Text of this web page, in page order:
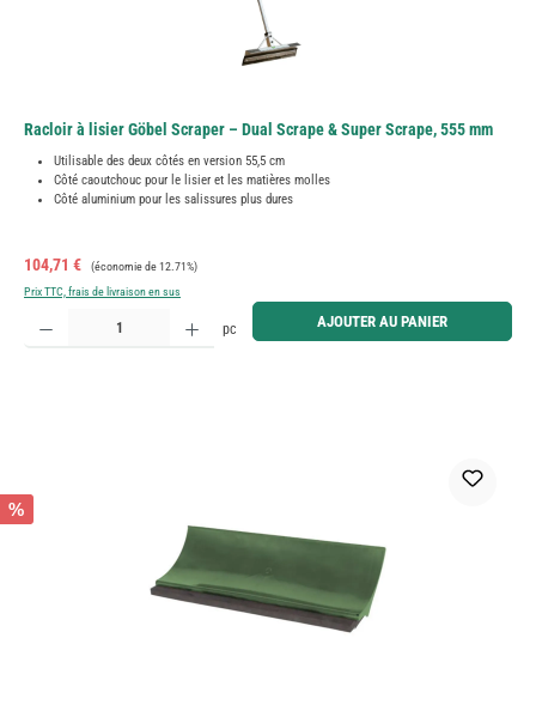
Racloir à lisier Göbel Scraper – Dual Scrape & Super Scrape, 555 mm
Utilisable des deux côtés en version 55,5 cm
Côté caoutchouc pour le lisier et les matières molles
Côté aluminium pour les salissures plus dures
Prix de vente :
104,71 € Prix régulier :
(économie de 12.71%)
Prix TTC, frais de livraison en sus
Quantité de produit : Entrez la quantité souhaitée ou utilisez les boutons pour augmenter ou
pc AJOUTER AU PANIER
%